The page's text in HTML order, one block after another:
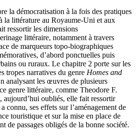
la démocratisation à la fois des pratiques
la littérature au Royaume-Uni et aux
ressortir les dimensions
littéraire, notamment à travers
de marqueurs topo-biographiques
d’abord ponctuelles puis
ou ruraux. Le chapitre 2 porte sur les
tropes narratives du genre Homes and
analysant les œuvres de plusieurs
genre littéraire, comme Theodore F.
oubliés, elle fait ressortir
connu, ses effets sur l’aménagement de
touristique et sur la mise en place de
de passages obligés de la bonne société.